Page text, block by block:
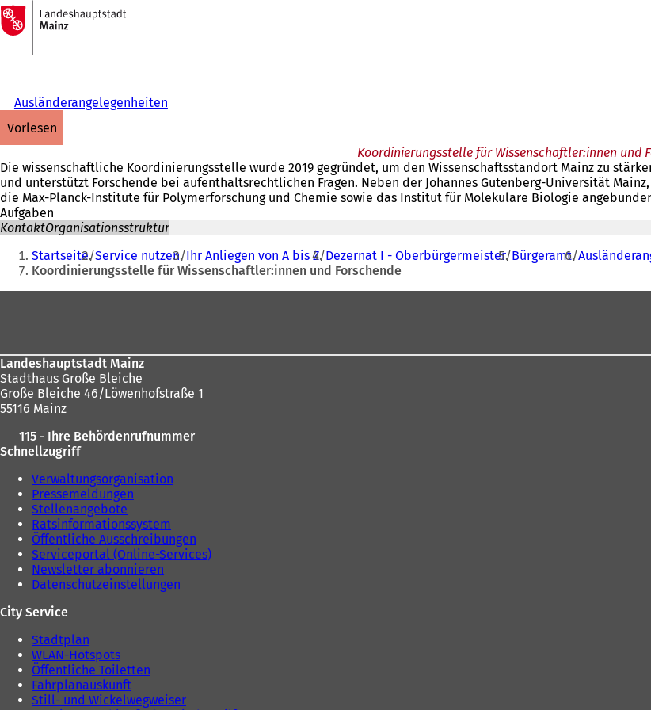
Inhalt anspringen
Zur
Startseite
Ausländerangelegenheiten
vorlesen
Koordinierungsstelle für Wissenschaftler:innen und
Die wissenschaftliche Koordinierungsstelle wurde 2019 gegründet, um den Wissenschaftsstandort Mainz zu
und unterstützt Forschende bei aufenthaltsrechtlichen Fragen. Neben der Johannes Gutenberg-Universität
die Max-Planck-Institute für Polymerforschung und Chemie sowie das Institut für Molekulare Biologie
Aufgaben
KontaktOrganisationsstruktur
Sie
befinden
sich
Startseite Service nutzen Ihr Anliegen von A bis Z Dezernat I - Oberbürgermeister Bürgeramt
Koordinierungsstelle für Wissenschaftler:innen und Forschende
Landeshauptstadt Mainz
Stadthaus Große Bleiche
Große Bleiche 46/Löwenhofstraße 1
55116 Mainz
115 - Ihre Behördenrufnummer
Schnellzugriff
Verwaltungsorganisation
Pressemeldungen
Stellenangebote
Ratsinformationssystem
Öffentliche Ausschreibungen
Serviceportal (Online-Services)
Newsletter abonnieren
Datenschutzeinstellungen
City Service
Stadtplan
WLAN-Hotspots
Öffentliche Toiletten
Fahrplanauskunft
Still- und Wickelwegweiser